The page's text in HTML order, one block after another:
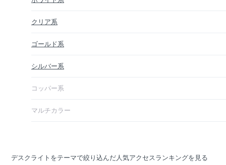
クリア系
ゴールド系
シルバー系
コッパー系
マルチカラー
デスクライトをテーマで絞り込んだ人気アクセスランキングを見る